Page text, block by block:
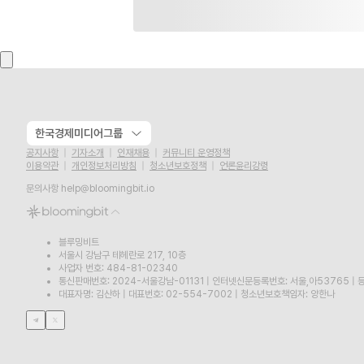
한국경제미디어그룹
공지사항 기자소개 인재채용
커뮤니티 운영정책
이용약관
개인정보처리방침 청소년보호정책
언론윤리강령
문의사항 help@bloomingbit.io
블루밍비트
서울시 강남구 테헤란로 217, 10층
사업자 번호: 484-81-02340
통신판매번호: 2024-서울강남-01131
인터넷신문등록번호: 서울,아53765
대표자명: 김산하
대표번호: 02-554-7002 청소년보호책임자: 양한나